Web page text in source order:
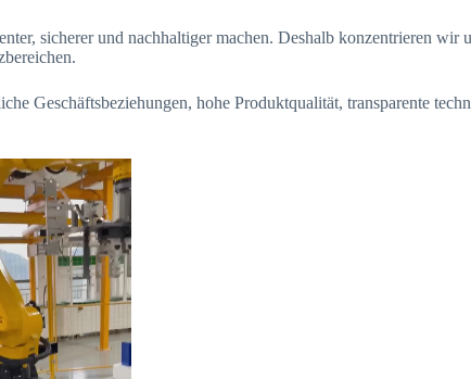
sicherer und nachhaltiger machen. Deshalb konzentrieren
Geschäftsbeziehungen, hohe Produktqualität, transparente